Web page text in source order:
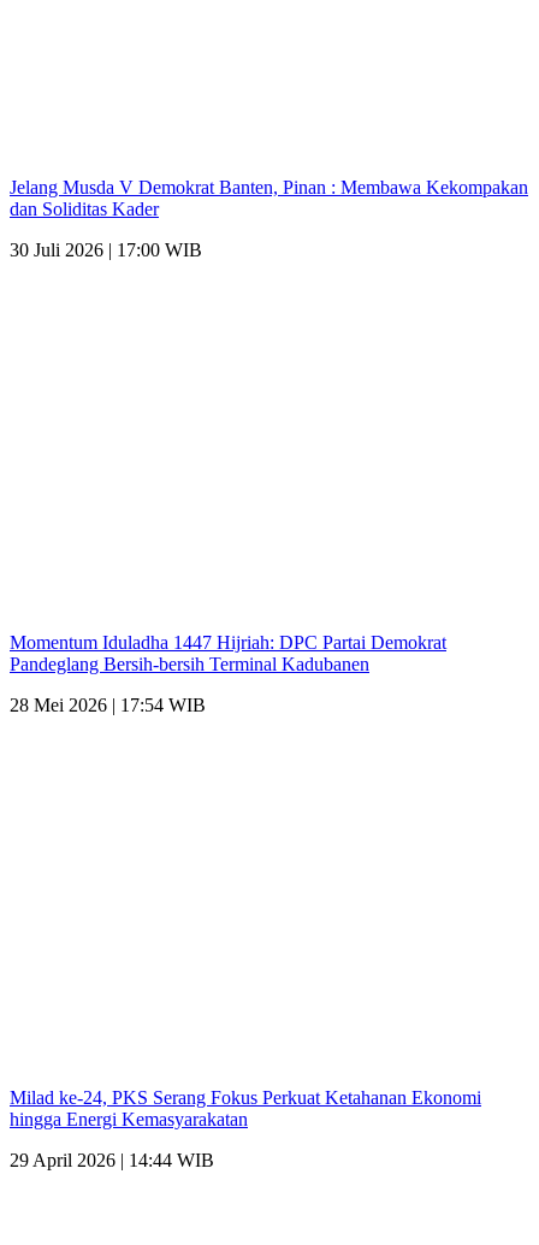
Jelang Musda V Demokrat Banten, Pinan : Membawa Kekompakan
dan Soliditas Kader
30 Juli 2026 | 17:00 WIB
Momentum Iduladha 1447 Hijriah: DPC Partai Demokrat
Pandeglang Bersih-bersih Terminal Kadubanen
28 Mei 2026 | 17:54 WIB
Milad ke-24, PKS Serang Fokus Perkuat Ketahanan Ekonomi
hingga Energi Kemasyarakatan
29 April 2026 | 14:44 WIB